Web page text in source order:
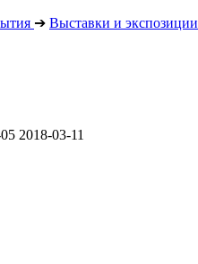
➔ Выставки и экспозиции
2018-03-11